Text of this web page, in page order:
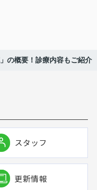
の概要！診療内容もご紹介
スタッフ
更新情報